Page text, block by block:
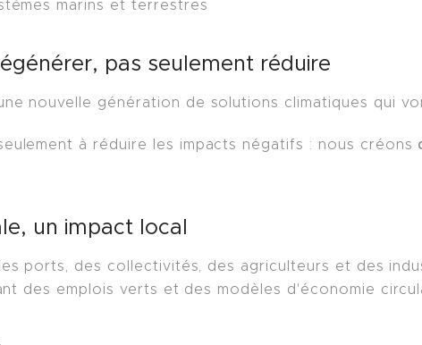
marins et terrestres
pas seulement réduire
une nouvelle génération de solutions climatiques qui
à réduire les impacts négatifs : nous créons
un impact local
ports, des collectivités, des agriculteurs et des
des emplois verts et des modèles d'économie